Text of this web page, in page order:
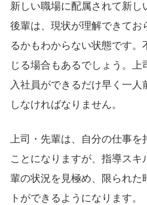
新しい職場に配属されて新し
後輩は、現状が理解できてお
るかもわからない状態です
じる場合もあるでしょう。
入社員ができるだけ早く一人
しなければなりません。
上司・先輩は、自分の仕事を
ことになりますが、指導スキ
輩の状況を見極め、限られた
トができるようになります。